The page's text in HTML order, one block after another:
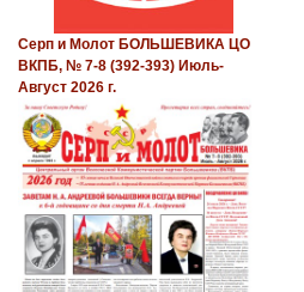
Серп и Молот БОЛЬШЕВИКА ЦО
ВКПБ, № 7-8 (392-393) Июль-
Август 2026 г.